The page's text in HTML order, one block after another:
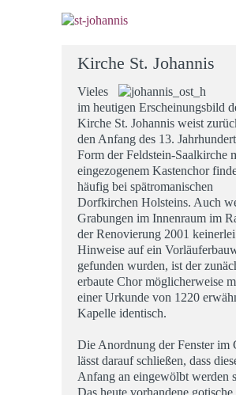
Kirche St. Johannis
Vieles
im heutigen Erscheinungsbild
Kirche St. Johannis weist
den Anfang des 13.
Form der Feldstein-Saalkirche
eingezogenem Kastenchor
häufig bei spätromanischen
Dorfkirchen Holsteins. Auch
Grabungen im Innenraum im
der Renovierung 2001 keinerlei
Hinweise auf ein
gefunden wurden, ist der
erbaute Chor möglicherweise
einer Urkunde von 1220
Kapelle identisch.
Die Anordnung der Fenster im
lässt darauf schließen, dass
Anfang an eingewölbt werden